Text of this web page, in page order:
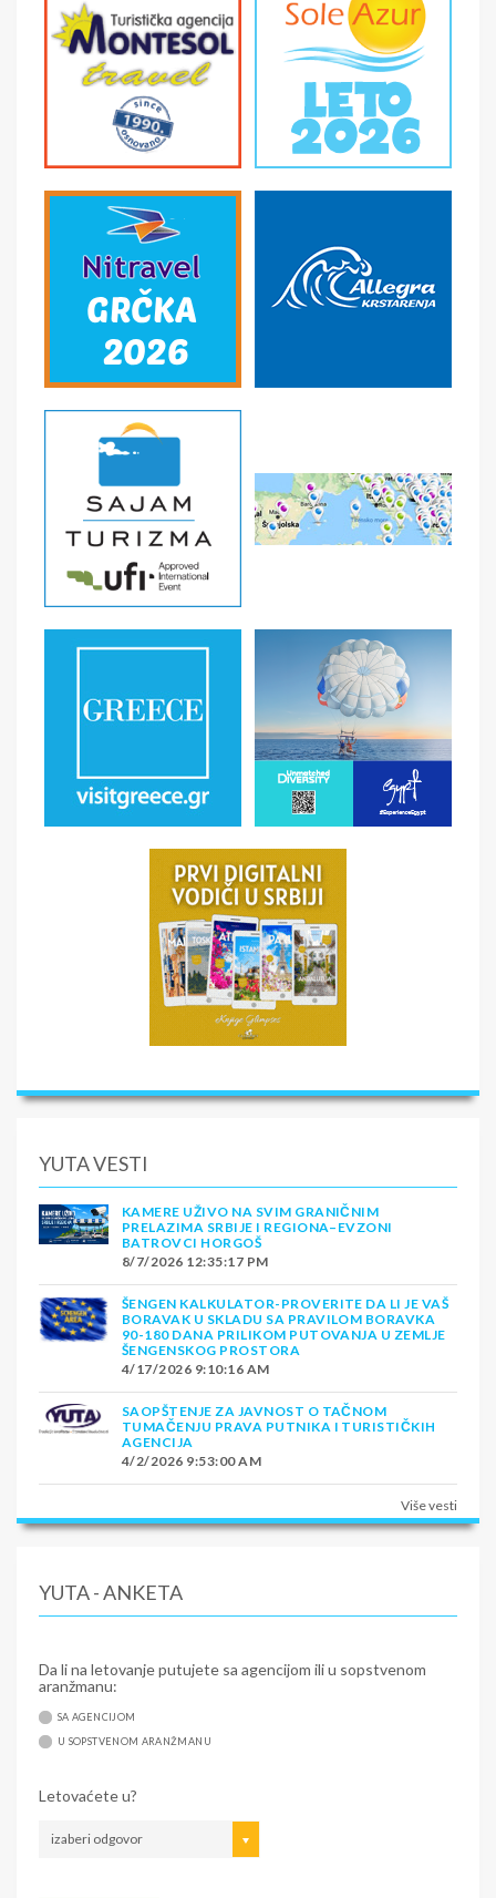
YUTA VESTI
KAMERE UŽIVO NA SVIM GRANIČNIM
PRELAZIMA SRBIJE I REGIONA–EVZONI
BATROVCI HORGOŠ
8/7/2026 12:35:17 PM
ŠENGEN KALKULATOR-PROVERITE DA LI JE VAŠ
BORAVAK U SKLADU SA PRAVILOM BORAVKA
90-180 DANA PRILIKOM PUTOVANJA U ZEMLJE
ŠENGENSKOG PROSTORA
4/17/2026 9:10:16 AM
SAOPŠTENJE ZA JAVNOST O TAČNOM
TUMAČENJU PRAVA PUTNIKA I TURISTIČKIH
AGENCIJA
4/2/2026 9:53:00 AM
Više vesti
YUTA - ANKETA
Da li na letovanje putujete sa agencijom ili u sopstvenom
aranžmanu:
SA AGENCIJOM
U SOPSTVENOM ARANŽMANU
Letovaćete u?
izaberi odgovor